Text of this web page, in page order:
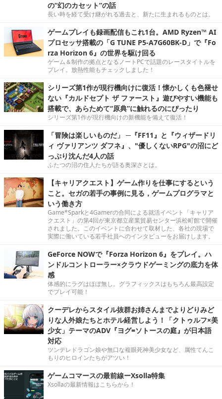
の“幻のカセット”の話
長い時を経て受け継がれる過去と、新たに生まれるものとは。
ゲームプレイも録画配信もこれ1台。AMD Ryzen™ AI
プロセッサ搭載の「G TUNE P5-A7G60BK-D」で『Fo
rza Horizon 6』の世界を駆け回る
ゲーム＆制作の拠点となるノートPCで話題のレースタイトルを
プレイ。放熱性能もチェックしました！
シリーズ第1作が現行機向けに復活！懐かしくも色褪せ
ない『カルドセプト ザ ファースト』遊びやすい機能も
搭載で、あらためて“原典”に触れるのにぴったり
シリーズ第1作が現行機向けの新機能を備えて復活！
「冒険は楽しいものだ」 ─『FF11』と『ウィザードリ
ィ ヴァリアンツ ダフネ』、"優しくないRPG"の沼にど
っぷり沈んだ4人の話
ふたつの沼の住人たちが語る奥深さとは。
【キャリアクエスト】ゲーム作りを仕事にするという
こと。セガの若手の事例に見る，ゲームプログラマと
いう働き方
Game*Sparkと4Gamerの合同による就活イベント「キャリア
クエスト」の第4回が東京都立産業貿易センター浜松町館で開催
されました。このイベントに合わせて取材した、各社の現場で
実際に働いている若手社員へのインタビューをお届けします。
GeForce NOWで『Forza Horizon 6』をプレイ。ハ
ンドルコントローラー×クラウドゲーミングの底力を体
感
体感的にラグはほぼ無し。グラフィックスはもちろん最高設定
でプレイ可能！
クーデレからスタイル抜群お姉さんまでよりどりみど
りな人外娘たちとホテル経営しよう！「クトゥルフ×美
少女」テーマのADV『ヨグ=ソトースの庭』が日本語
対応
ツンデレドラゴン娘や無口な複眼死神美少女など、属性てんこ
もりのヒロインたちがアツい！
ゲームコマースの最前線ーXsolla特集
Xsollaの最新情報はこちらから！